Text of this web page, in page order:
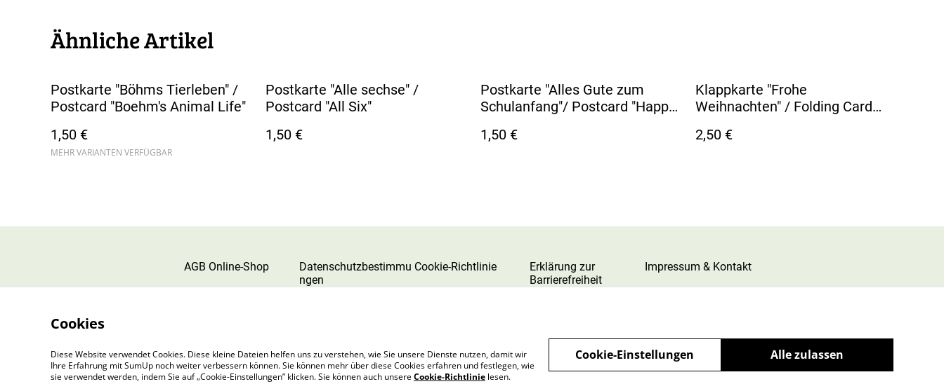
Ähnliche Artikel
Postkarte "Böhms Tierleben" /
Postcard "Boehm's Animal Life"
1,50 €
MEHR VARIANTEN VERFÜGBAR
Postkarte "Alle sechse" /
Postcard "All Six"
1,50 €
Postkarte "Alles Gute zum
Schulanfang"/ Postcard "Happy
1,50 €
Klappkarte "Frohe
Weihnachten" / Folding Card
2,50 €
AGB Online-Shop
Datenschutzbestimmu
ngen
Cookie-Richtlinie
Erklärung zur
Barrierefreiheit
Impressum & Kontakt
Cookies
Diese Website verwendet Cookies. Diese kleine Dateien helfen uns zu verstehen, wie Sie unsere Dienste nutzen, damit wir
Ihre Erfahrung mit SumUp noch weiter verbessern können. Sie können mehr über diese Cookies erfahren und festlegen, wie
sie verwendet werden, indem Sie auf „Cookie-Einstellungen” klicken. Sie können auch unsereCookie-Richtlinie lesen.
Alle zulassen
Cookie-Einstellungen